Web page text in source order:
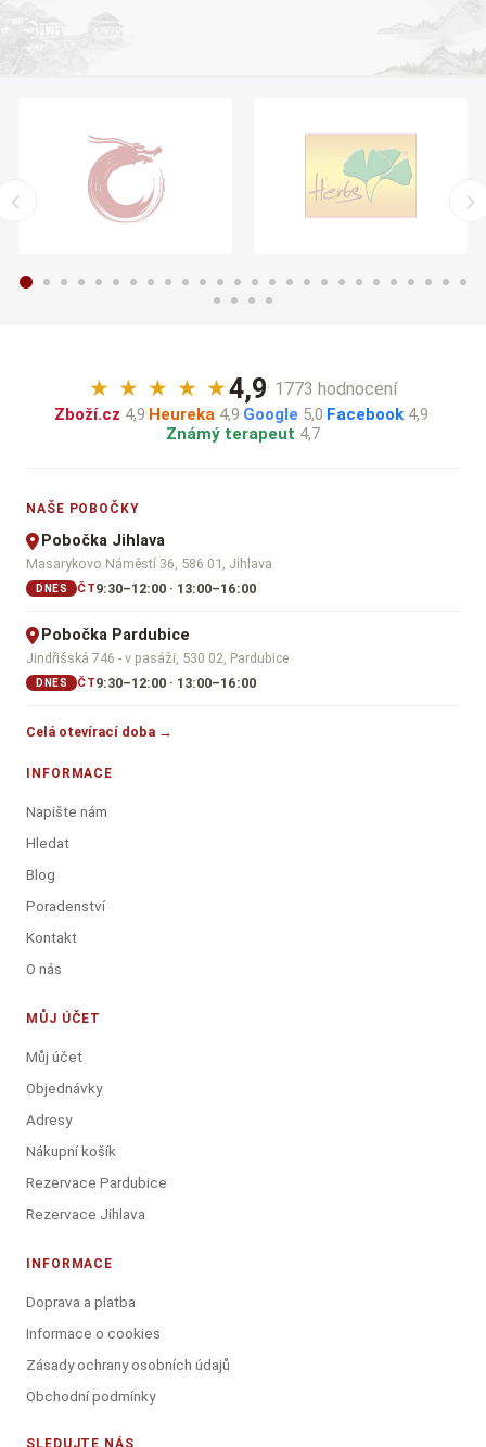
★ ★ ★ ★ ★4,9· 1773 hodnocení
Zboží.cz 4,9·Heureka 4,9·Google 5,0·Facebook 4,9·
Známý terapeut 4,7
NAŠE POBOČKY
Pobočka Jihlava
Masarykovo Náměstí 36, 586 01, Jihlava
DNES ČT9:30–12:00 · 13:00–16:00
Pobočka Pardubice
Jindřišská 746 - v pasáži, 530 02, Pardubice
DNES ČT9:30–12:00 · 13:00–16:00
Celá otevírací doba →
INFORMACE
Napište nám
Hledat
Blog
Poradenství
Kontakt
O nás
MŮJ ÚČET
Můj účet
Objednávky
Adresy
Nákupní košík
Rezervace Pardubice
Rezervace Jihlava
INFORMACE
Doprava a platba
Informace o cookies
Zásady ochrany osobních údajů
Obchodní podmínky
SLEDUJTE NÁS